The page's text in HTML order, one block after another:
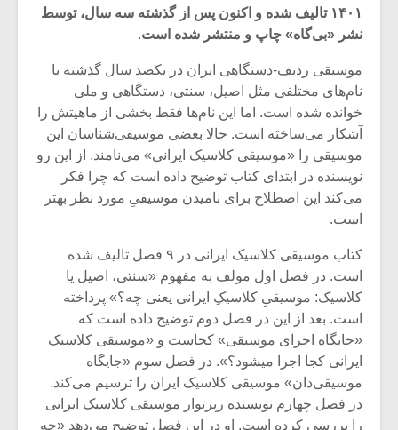
۱۴۰۱ تالیف شده و اکنون پس از گذشته سه سال، توسط
نشر «بی‌گاه» چاپ و منتشر شده است.
موسیقی ردیف-دستگاهی ایران در یکصد سال گذشته با
نام‌های مختلفی مثل اصیل، سنتی، دستگاهی و ملی
خوانده شده است. اما این نام‌ها فقط بخشی از ماهیتش را
آشکار می‌ساخته است. حالا بعضی موسیقی‌شناسان این
موسیقی را «موسیقی کلاسیک ایرانی» می‌نامند. از این رو
نویسنده در ابتدای کتاب توضیح داده است که چرا فکر
می‌کند این اصطلاح برای نامیدن موسیقیِ مورد نظر بهتر
است.
کتاب موسیقی کلاسیک ایرانی در ۹ فصل تالیف شده
است. در فصل اول مولف به مفهوم «سنتی، اصیل یا
کلاسیک: موسیقیِ کلاسیکِ ایرانی یعنی چه؟» پرداخته
است. بعد از این در فصل دوم توضیح داده است که
«جایگاه اجرای موسیقی» کجاست و «موسیقی کلاسیک
ایرانی کجا اجرا می‎شود؟». در فصل سوم «جایگاه
موسیقی‌دان» موسیقی کلاسیک ایران را ترسیم می‌کند.
در فصل چهارم نویسنده رپرتوار موسیقی کلاسیک ایرانی
را بررسی کرده است. او در این فصل توضیح می‌دهد «چه
میکلوش روژا
یادداشتی بر موسیقی
اگر نمی توانی
مشهورترین باشی،
بدنام ترین باش
موریس ژار
دوره